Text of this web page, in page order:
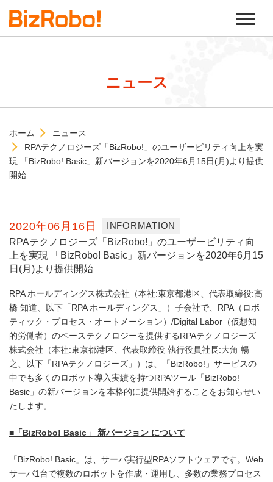
ニュース
ホーム
ニュース
RPAテクノロジーズ「BizRobo!」のユーザービリティ向上を実
現 「BizRobo! Basic」新バージョンを2020年6月15日(月)より提供
開始
2020年06月16日
INFORMATION
RPAテクノロジーズ「BizRobo!」のユーザービリティ向
上を実現 「BizRobo! Basic」新バージョンを2020年6月15
日(月)より提供開始
RPA ホールディングス株式会社（本社:東京都港区、代表取締役:高
橋 知道、以下「RPA ホールディングス」）子会社で、RPA（ロボ
ティック・プロセス・オートメーション）/Digital Labor（仮想知
的労働者）のベーステクノロジーを提供するRPAテクノロジーズ
株式会社（本社:東京都港区、代表取締役 執行役員社長:大角 暢
之、以下「RPAテクノロジーズ」）は、「BizRobo!」サービスの
中でも多くのロボット導入実績を持つRPAツール「BizRobo!
Basic」の新バージョンを本格的に提供開始することをお知らせい
たします。
■「BizRobo! Basic 」 新バージョン について
「BizRobo! Basic」は、サーバ実行型RPAソフトウェアです。Web
サーバ1台で複数のロボットを作成・運用し、多数の業務プロセス